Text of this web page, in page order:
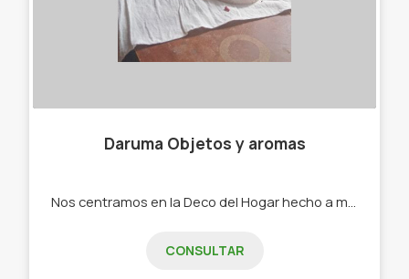
Daruma Objetos y aromas
CONSULTAR